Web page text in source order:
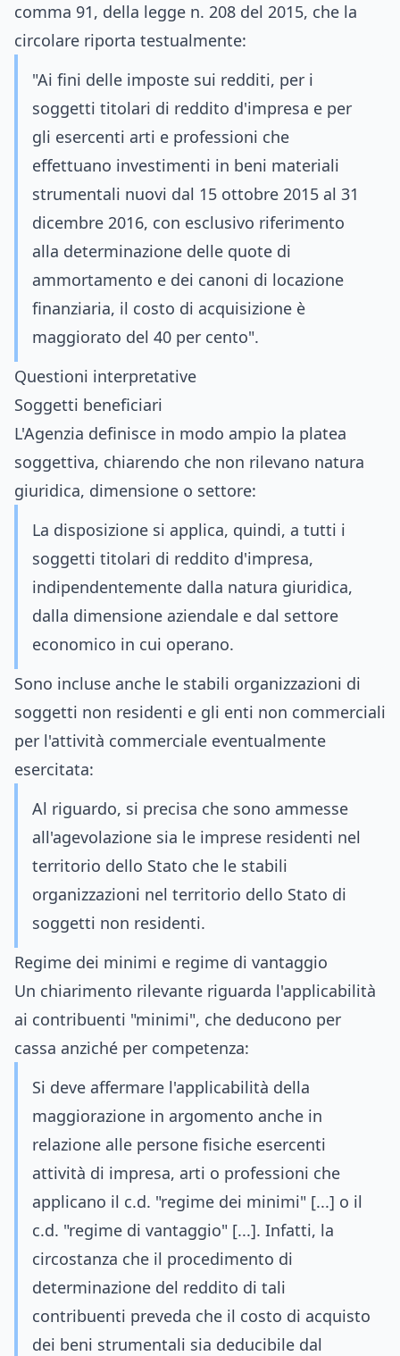
comma 91, della legge n. 208 del 2015, che la
circolare riporta testualmente:
"Ai fini delle imposte sui redditi, per i
soggetti titolari di reddito d'impresa e per
gli esercenti arti e professioni che
effettuano investimenti in beni materiali
strumentali nuovi dal 15 ottobre 2015 al 31
dicembre 2016, con esclusivo riferimento
alla determinazione delle quote di
ammortamento e dei canoni di locazione
finanziaria, il costo di acquisizione è
maggiorato del 40 per cento".
Questioni interpretative
Soggetti beneficiari
L'Agenzia definisce in modo ampio la platea
soggettiva, chiarendo che non rilevano natura
giuridica, dimensione o settore:
La disposizione si applica, quindi, a tutti i
soggetti titolari di reddito d'impresa,
indipendentemente dalla natura giuridica,
dalla dimensione aziendale e dal settore
economico in cui operano.
Sono incluse anche le stabili organizzazioni di
soggetti non residenti e gli enti non commerciali
per l'attività commerciale eventualmente
esercitata:
Al riguardo, si precisa che sono ammesse
all'agevolazione sia le imprese residenti nel
territorio dello Stato che le stabili
organizzazioni nel territorio dello Stato di
soggetti non residenti.
Regime dei minimi e regime di vantaggio
Un chiarimento rilevante riguarda l'applicabilità
ai contribuenti "minimi", che deducono per
cassa anziché per competenza:
Si deve affermare l'applicabilità della
maggiorazione in argomento anche in
relazione alle persone fisiche esercenti
attività di impresa, arti o professioni che
applicano il c.d. "regime dei minimi" [...] o il
c.d. "regime di vantaggio" [...]. Infatti, la
circostanza che il procedimento di
determinazione del reddito di tali
contribuenti preveda che il costo di acquisto
dei beni strumentali sia deducibile dal